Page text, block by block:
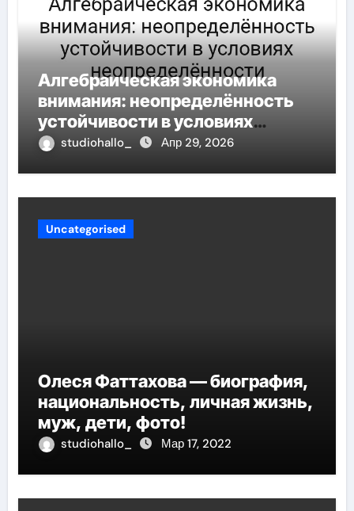
Алгебраическая экономика
внимания: неопределённость
устойчивости в условиях
неопределённости
studiohallo_ Апр 29, 2026
Uncategorised
Олеся Фаттахова — биография,
национальность, личная жизнь,
муж, дети, фото!
studiohallo_ Мар 17, 2022